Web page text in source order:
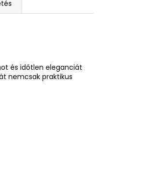
és időtlen eleganciát
nemcsak praktikus